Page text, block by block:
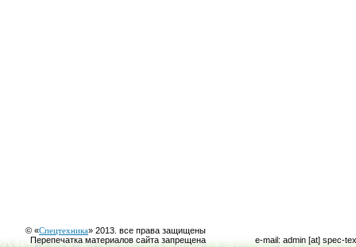
© «Спецтехника» 2013. все права защищены
Перепечатка материалов сайта запрещена
e-mail: admin [at] spec-